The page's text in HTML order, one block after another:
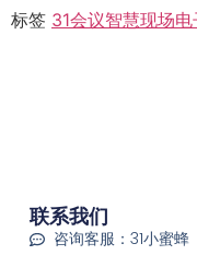
标签 31会议智慧现场电
联系我们
咨询客服：31小蜜蜂